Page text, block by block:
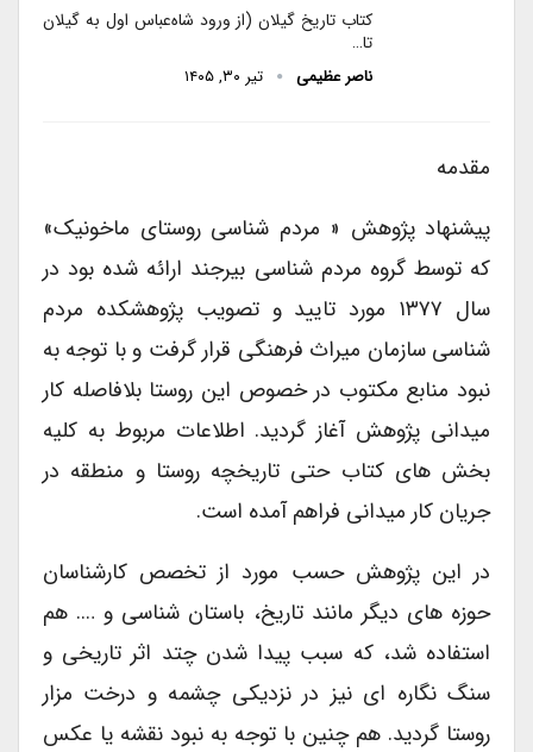
کتاب تاریخ گیلان (از ورود شاه‌عباس اول به گیلان
تا…
ناصر عظیمی تیر ۳۰, ۱۴۰۵
مقدمه
پیشنهاد پژوهش « مردم شناسی روستای ماخونیک»
که توسط گروه مردم شناسی بیرجند ارائه شده بود در
سال ۱۳۷۷ مورد تایید و تصویب پژوهشکده مردم
شناسی سازمان میراث فرهنگی قرار گرفت و با توجه به
نبود منابع مکتوب در خصوص این روستا بلافاصله کار
میدانی پژوهش آغاز گردید. اطلاعات مربوط به کلیه
بخش های کتاب حتی تاریخچه روستا و منطقه در
جریان کار میدانی فراهم آمده است.
در این پژوهش حسب مورد از تخصص کارشناسان
حوزه های دیگر مانند تاریخ، باستان شناسی و …. هم
استفاده شد، که سبب پیدا شدن چتد اثر تاریخی و
سنگ نگاره ای نیز در نزدیکی چشمه و درخت مزار
روستا گردید. هم چنین با توجه به نبود نقشه یا عکس